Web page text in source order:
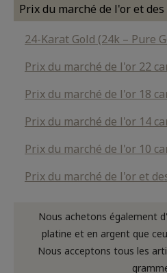
Prix du marché de l'or et
24-Karat Gold (24k – Pure
Prix du marché de l'or 22
Prix du marché de l'or 18
Prix du marché de l'or 14
Prix du marché de l'or 10
Prix du marché de l'or et
Nous achetons également
platine et en argent que
Nous acceptons tous les